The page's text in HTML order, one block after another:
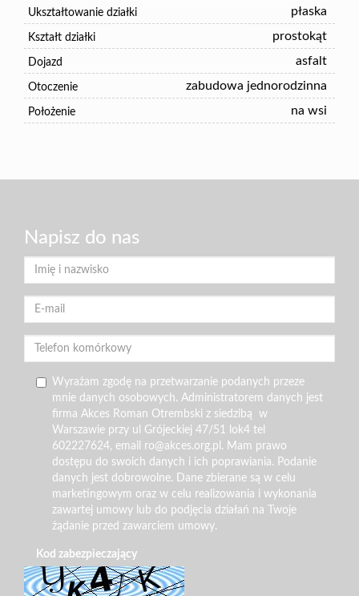
Ukształtowanie działki płaska
Kształt działki prostokąt
Dojazd asfalt
Otoczenie zabudowa jednorodzinna
Położenie na wsi
Napisz do nas
Wyrażam zgodę na przetwarzanie podanych przeze
mnie danych osobowych. Administratorem danych jest
firma Akces Roman Otrembski z siedzibą w
Warszawie przy ul Grójeckiej 47/51 lok4 tel
602227624, email ro@akces.org.pl. Mam prawo
dostępu do swoich danych i ich poprawiania. Podanie
danych jest dobrowolne. Dane zbierane są w celu
marketingowym oraz w celu realizowania i wykonania
zawartej umowy lub do podjęcia działań na Twoje
żądanie przed zawarciem umowy.
Kod zabezpieczający